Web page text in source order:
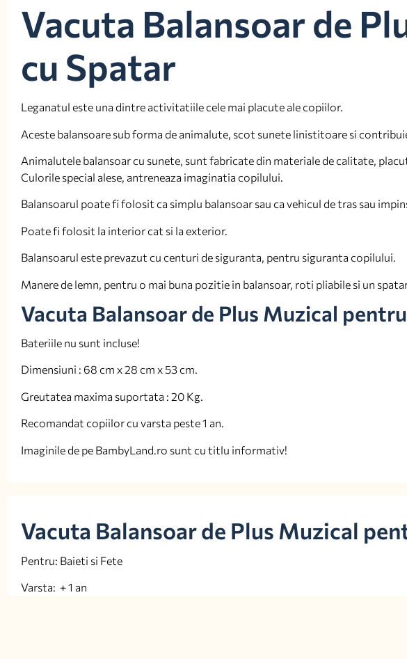
Vacuta Balansoar de
cu Spatar
Leganatul este una dintre activitatiile cele mai placute ale copiilor.
Aceste balansoare sub forma de animalute, scot sunete linistitoare si
Animalutele balansoar cu sunete, sunt fabricate din materiale de calitate,
Culorile special alese, antreneaza imaginatia copilului.
Balansoarul poate fi folosit ca simplu balansoar sau ca vehicul de tras sau
Poate fi folosit la interior cat si la exterior.
Balansoarul este prevazut cu centuri de siguranta, pentru siguranta copilului.
Manere de lemn, pentru o mai buna pozitie in balansoar, roti pliabile si un
Vacuta Balansoar de Plus Muzical
Bateriile nu sunt incluse!
Dimensiuni : 68 cm x 28 cm x 53 cm.
Greutatea maxima suportata : 20 Kg.
Recomandat copiilor cu varsta peste 1 an.
Imaginile de pe BambyLand.ro sunt cu titlu informativ!
Vacuta Balansoar de Plus Muzical
Pentru: Baieti si Fete
Varsta: + 1 an